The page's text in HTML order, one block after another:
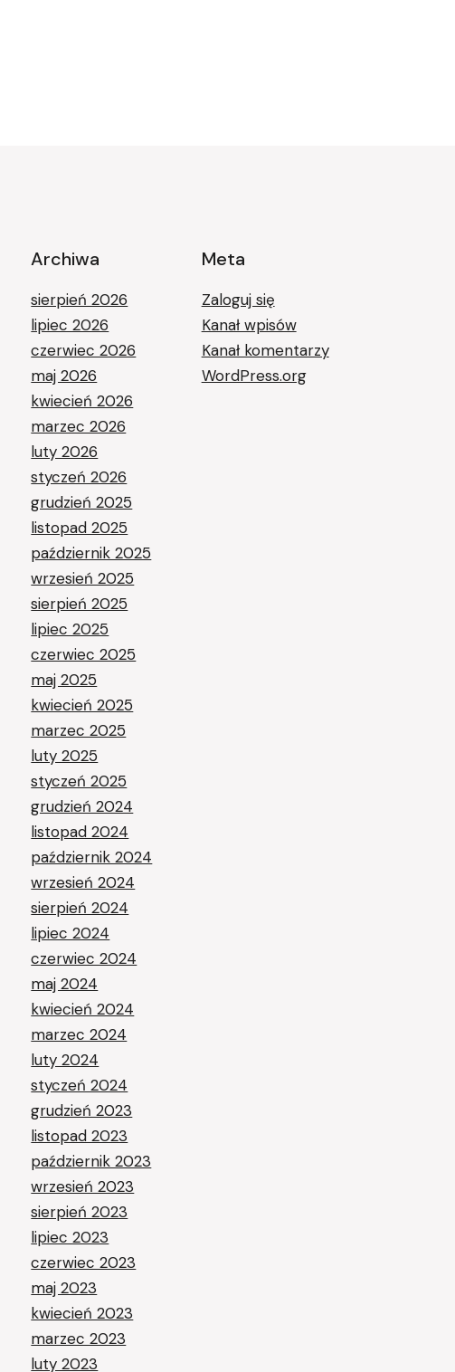
Archiwa
sierpień 2026
lipiec 2026
czerwiec 2026
maj 2026
kwiecień 2026
marzec 2026
luty 2026
styczeń 2026
grudzień 2025
listopad 2025
październik 2025
wrzesień 2025
sierpień 2025
lipiec 2025
czerwiec 2025
maj 2025
kwiecień 2025
marzec 2025
luty 2025
styczeń 2025
grudzień 2024
listopad 2024
październik 2024
wrzesień 2024
sierpień 2024
lipiec 2024
czerwiec 2024
maj 2024
kwiecień 2024
marzec 2024
luty 2024
styczeń 2024
grudzień 2023
listopad 2023
październik 2023
wrzesień 2023
sierpień 2023
lipiec 2023
czerwiec 2023
maj 2023
kwiecień 2023
marzec 2023
luty 2023
Meta
Zaloguj się
Kanał wpisów
Kanał komentarzy
WordPress.org